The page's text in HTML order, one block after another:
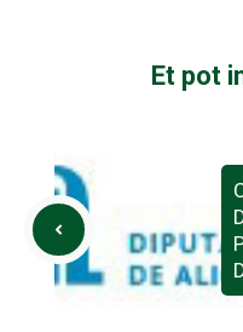
Et pot